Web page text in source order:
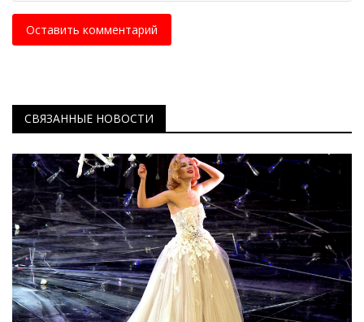
Оставить комментарий
СВЯЗАННЫЕ НОВОСТИ